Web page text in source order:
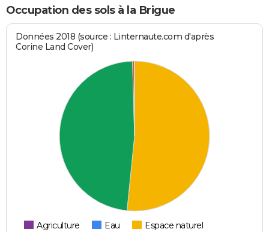
Occupation des sols à la Brigue
Données 2018 (source : Linternaute.com d'après
Corine Land Cover)
Agriculture Eau
Espace naturel